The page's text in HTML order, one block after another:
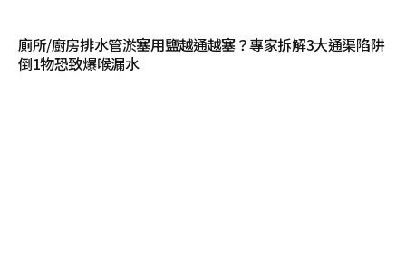
廁所/廚房排水管淤塞用鹽越通越塞？專家拆解3大通渠陷阱
倒1物恐致爆喉漏水